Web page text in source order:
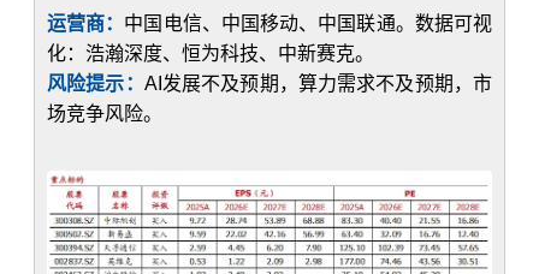
运营商： 中国电信、中国移动、中国联通。数据可视
化：浩瀚深度、恒为科技、中新赛克。
风险提示： AI发展不及预期，算力需求不及预期，市
场竞争风险。